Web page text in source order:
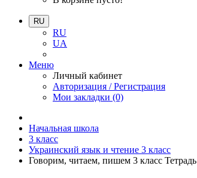
RU
RU
UA
Меню
Личный кабинет
Авторизация / Регистрация
Мои закладки (0)
Начальная школа
3 класс
Украинский язык и чтение 3 класс
Говорим, читаем, пишем 3 класс Тетрадь